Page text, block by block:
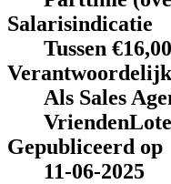
Salarisindicatie
Tussen
Als Sales
Gepubliceerd op
11-06-2025